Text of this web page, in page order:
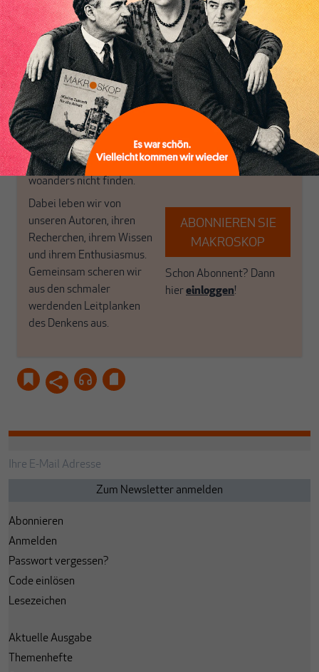
Inhaltsverzeichnis
wirtschaftspolitische
Themen aus einer
postkeynesianischen
Perspektive und ist damit
in Deutschland einzigartig.
MAKROSKOP steht für
das große Ganze. Wir
haben einen Blick auf
Geld, Wirtschaft und
Politik, den Sie so
woanders nicht finden.
Dabei leben wir von
unseren Autoren, ihren
Recherchen, ihrem Wissen
und ihrem Enthusiasmus.
Gemeinsam scheren wir
aus den schmaler
werdenden Leitplanken
des Denkens aus.
journalistische Filterblase,
in der sich viele
eingerichtet haben. Wir
öffnen Fenster und
bringen frische Luft in die
engen und verstaubten
Debattenräume.
Brauchen Sie auch frische
Luft? Dann folgen Sie
einfach dem Button.
ABONNIEREN SIE
MAKROSKOP
Schon Abonnent? Dann
hiereinloggen!
Abonnieren
Anmelden
Passwort vergessen?
Code einlösen
Lesezeichen
Aktuelle Ausgabe
Themenhefte